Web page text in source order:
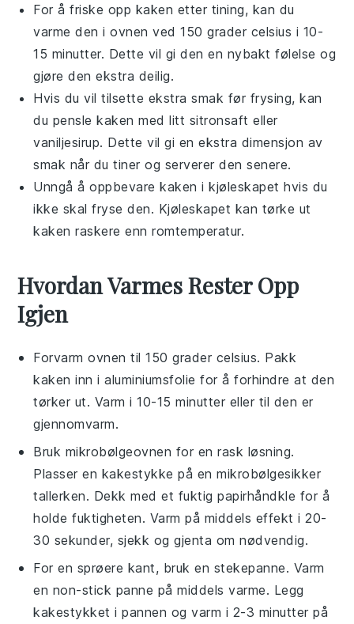
For å friske opp kaken etter tining, kan du
varme den i ovnen ved 150 grader celsius i 10-
15 minutter. Dette vil gi den en nybakt følelse og
gjøre den ekstra deilig.
Hvis du vil tilsette ekstra smak før frysing, kan
du penslekaken med litt sitronsaft eller
vaniljesirup. Dette vil gi en ekstra dimensjon av
smak når du tiner og serverer den senere.
Unngå å oppbevarekaken i kjøleskapet hvis du
ikke skal fryse den. Kjøleskapet kan tørke ut
kaken raskere enn romtemperatur.
Hvordan Varmes Rester Opp
Igjen
Forvarm ovnen til 150 grader celsius. Pakk
kaken inn i aluminiumsfolie for å forhindre at den
tørker ut. Varm i 10-15 minutter eller til den er
gjennomvarm.
Bruk mikrobølgeovnen for en rask løsning.
Plasser en kakestykke på en mikrobølgesikker
tallerken. Dekk med et fuktig papirhåndkle for å
holde fuktigheten. Varm på middels effekt i 20-
30 sekunder, sjekk og gjenta om nødvendig.
For en sprøere kant, bruk en stekepanne. Varm
en non-stick panne på middels varme. Legg
kakestykket i pannen og varm i 2-3 minutter på